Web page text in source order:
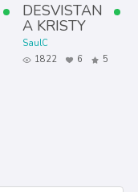
DESVISTAN
A KRISTY
SaulC
1822
6 5